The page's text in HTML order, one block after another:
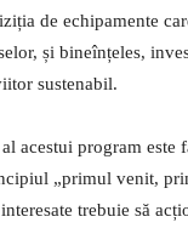
de echipamente
și bineînțeles,
sustenabil.
acestui program este
„primul venit,
trebuie să